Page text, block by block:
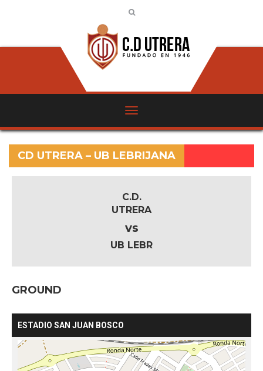
CD UTRERA – UB LEBRIJANA
C.D.
UTRERA
vs
UB LEBR
GROUND
ESTADIO SAN JUAN BOSCO